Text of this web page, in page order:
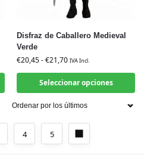
Disfraz de Caballero Medieval
Verde
€20,45-€21,70 IVA Incl.
Seleccionar opciones
4 5